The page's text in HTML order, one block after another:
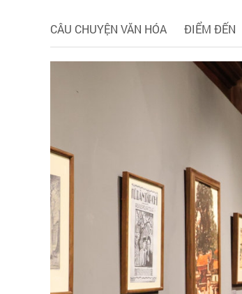
CÂU CHUYỆN VĂN HÓA ĐIỂM ĐẾN